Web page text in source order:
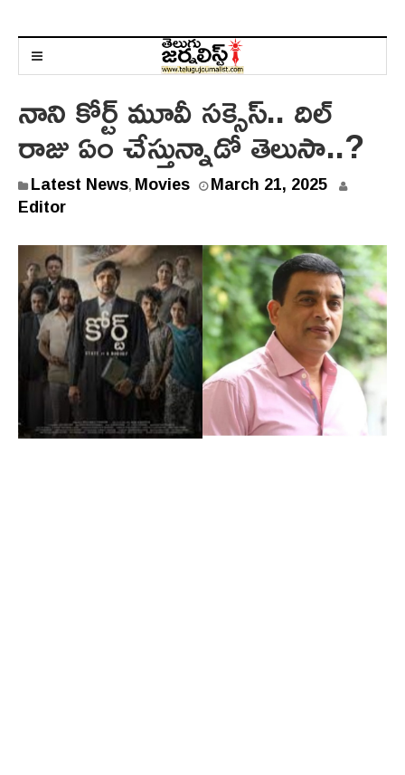
నాని కోర్ట్ మూవీ సక్సెస్.. దిల్
రాజు ఏం చేస్తున్నాడో తెలుసా..?
Latest News, Movies March 21, 2025
Editor